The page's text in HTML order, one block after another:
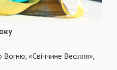
«Свіччине Весілля»,